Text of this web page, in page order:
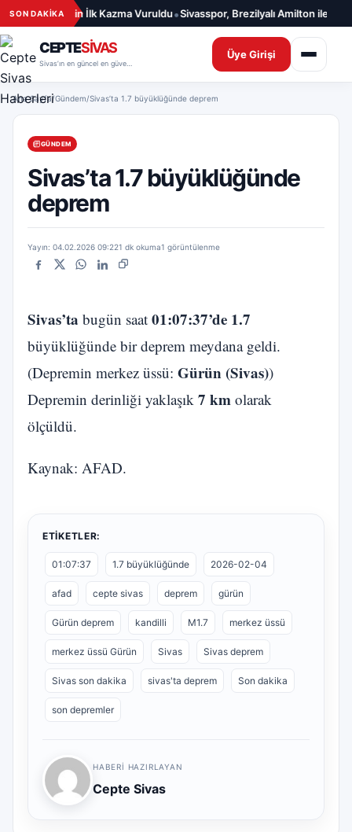
İçeriğe geç
SON DAKİKA
Merkezi İçin İlk Kazma Vuruldu•Sivasspor, Brezilyalı Amilton ile 1
CEPTESİVAS Üye Girişi
Ana Sayfa/Gündem/Sivas’ta 1.7 büyüklüğünde deprem
GÜNDEM
Sivas’ta 1.7 büyüklüğünde
deprem
Yayın: 04.02.2026 09:221 dk okuma1 görüntülenme
Facebook
X WhatsApp
LinkedInBağlantıyı kopyala
Sivas’ta bugün saat 01:07:37’de 1.7
büyüklüğünde bir deprem meydana geldi.
(Depremin merkez üssü: Gürün (Sivas))
Depremin derinliği yaklaşık 7 km olarak
ölçüldü.
Kaynak: AFAD.
ETIKETLER:
01:07:37 1.7 büyüklüğünde 2026-02-04
afad cepte sivas deprem gürün
Gürün deprem kandilli M1.7 merkez üssü
merkez üssü Gürün Sivas Sivas deprem
Sivas son dakika sivas'ta deprem Son dakika
son depremler
HABERI HAZIRLAYAN
Cepte Sivas